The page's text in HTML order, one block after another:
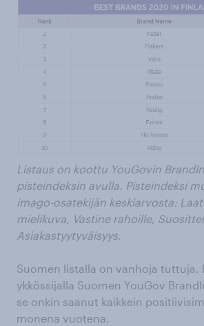
Listaus on koottu YouGovin
pisteindeksin avulla. Pisteindeksi
imago-osatekijän keskiarvosta:
mielikuva, Vastine rahoille,
Asiakastyytyväisyys.
Suomen listalla on vanhoja tuttuja.
ykkössijalla Suomen YouGov
se onkin saanut kaikkein
monena vuotena.